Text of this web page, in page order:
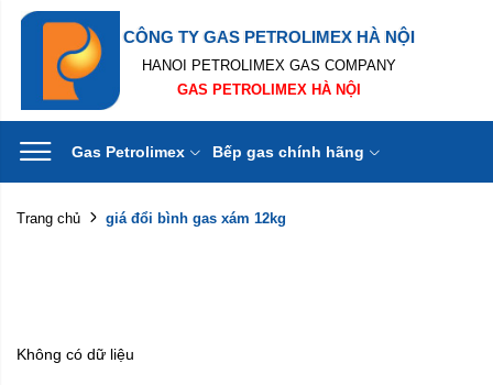
CÔNG TY GAS PETROLIMEX HÀ NỘI
HANOI PETROLIMEX GAS COMPANY
GAS PETROLIMEX HÀ NỘI
Gas Petrolimex Bếp gas chính hãng
Trang chủ giá đổi bình gas xám 12kg
Không có dữ liệu